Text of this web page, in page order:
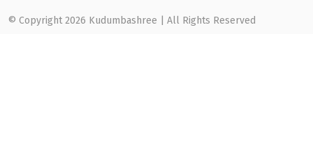
© Copyright 2026 Kudumbashree | All Rights Reserved